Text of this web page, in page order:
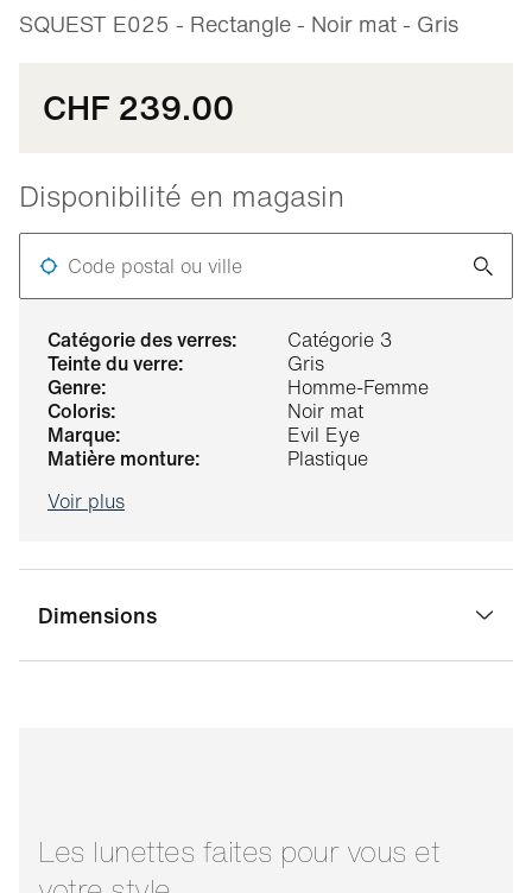
catégorie des verres:
Catégorie 3
teinte du verre:
Gris
genre:
Homme-Femme
coloris:
Noir mat
marque:
Evil Eye
matière monture:
Plastique
Voir plus
Dimensions
branche:
SQUEST E025 - Rectangle - Noir mat - Gris
CHF 239.00
Disponibilité en magasin
Code postal ou ville
Les lunettes faites pour vous et